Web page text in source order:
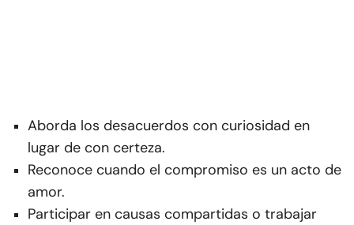
Aborda los desacuerdos con curiosidad en
lugar de con certeza.
Reconoce cuando el compromiso es un acto de
amor.
Participar en causas compartidas o trabajar